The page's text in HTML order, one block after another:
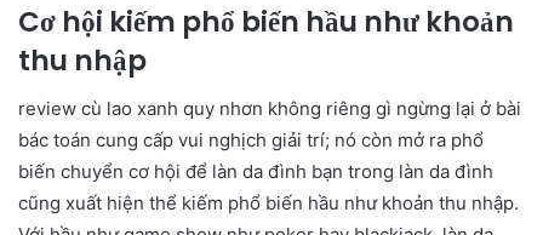
Cơ hội kiếm phổ biến hầu như khoản
thu nhập
review cù lao xanh quy nhơn không riêng gì ngừng lại ở bài
bác toán cung cấp vui nghịch giải trí; nó còn mở ra phổ
biến chuyển cơ hội để làn da đình bạn trong làn da đình
cũng xuất hiện thể kiếm phổ biến hầu như khoản thu nhập.